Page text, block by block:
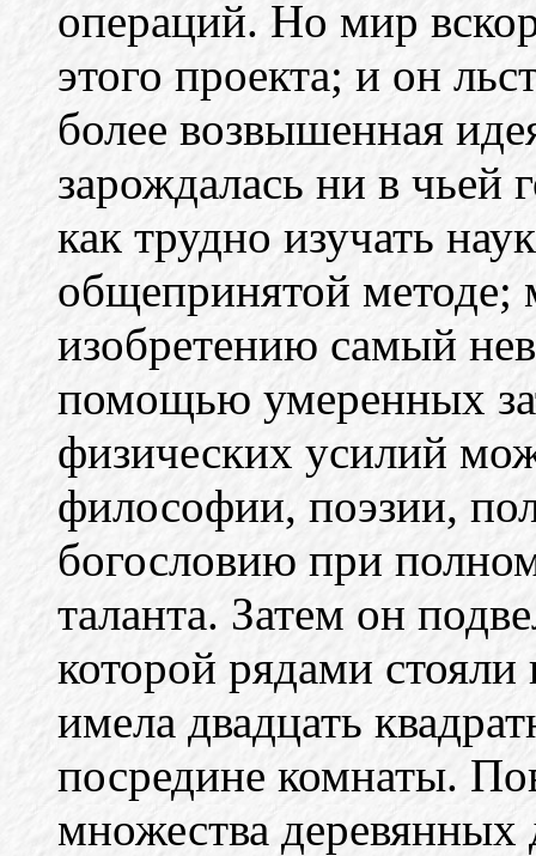
операций. Но мир
этого проекта; и он
более возвышенная
зарождалась ни в чьей
как трудно изучать
общепринятой методе;
изобретению самый
помощью умеренных
физических усилий
философии, поэзии,
богословию при
таланта. Затем он
которой рядами стояли
имела двадцать
посредине комнаты.
множества